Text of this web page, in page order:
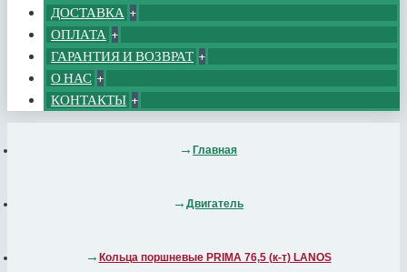
ДОСТАВКА +
ОПЛАТА +
ГАРАНТИЯ И ВОЗВРАТ +
О НАС +
КОНТАКТЫ +
Главная
Двигатель
Кольца поршневые PRIMA 76,5 (к-т) LANOS